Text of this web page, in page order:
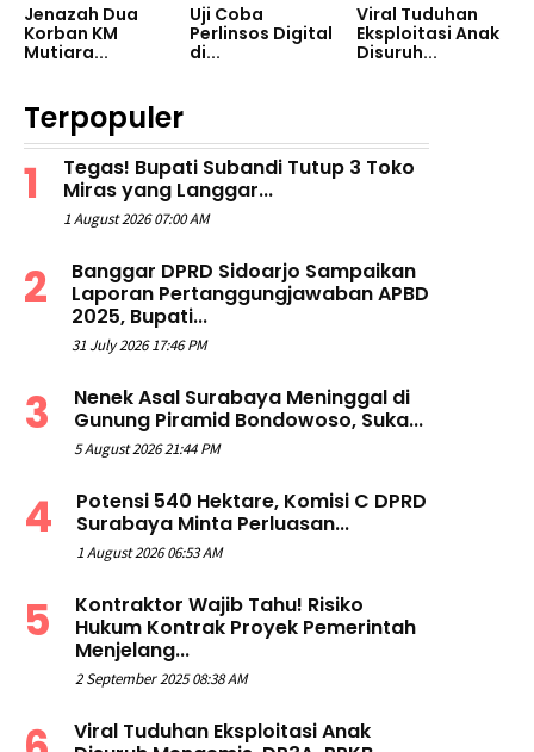
Jenazah Dua
Korban KM
Mutiara...
Uji Coba
Perlinsos Digital
di...
Viral Tuduhan
Eksploitasi Anak
Disuruh...
Terpopuler
Tegas! Bupati Subandi Tutup 3 Toko
Miras yang Langgar...
1 August 2026 07:00 AM
Banggar DPRD Sidoarjo Sampaikan
Laporan Pertanggungjawaban APBD
2025, Bupati...
31 July 2026 17:46 PM
Nenek Asal Surabaya Meninggal di
Gunung Piramid Bondowoso, Suka...
5 August 2026 21:44 PM
Potensi 540 Hektare, Komisi C DPRD
Surabaya Minta Perluasan...
1 August 2026 06:53 AM
Kontraktor Wajib Tahu! Risiko
Hukum Kontrak Proyek Pemerintah
Menjelang...
2 September 2025 08:38 AM
Viral Tuduhan Eksploitasi Anak